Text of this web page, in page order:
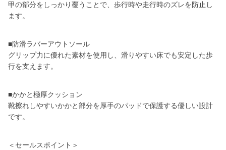
甲の部分をしっかり覆うことで、歩行時や走行時のズレを防止し
ます。
■防滑ラバーアウトソール
グリップ力に優れた素材を使用し、滑りやすい床でも安定した歩
行を支えます。
■かかと極厚クッション
靴擦れしやすいかかと部分を厚手のパッドで保護する優しい設計
です。
＜セールスポイント＞